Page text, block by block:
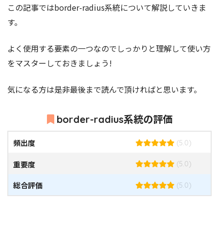
この記事ではborder-radius系統について解説していきま
す。
よく使用する要素の一つなのでしっかりと理解して使い方
をマスターしておきましょう!
気になる方は是非最後まで読んで頂ければと思います。
border-radius系統の評価
頻出度 (5.0)
重要度 (5.0)
総合評価 (5.0)